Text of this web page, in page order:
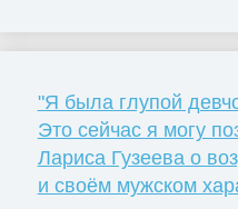
"Я была глупой
Это сейчас я могу
Лариса Гузеева о
и своём мужском